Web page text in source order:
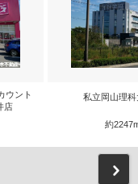
ウント
店
私立岡山理
約